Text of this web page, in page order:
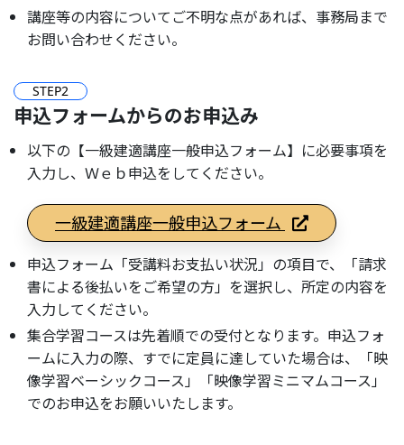
講座等の内容についてご不明な点があれば、事務局まで
お問い合わせください。
STEP2
申込フォームからのお申込み
以下の【一級建適講座一般申込フォーム】に必要事項を
入力し、Ｗｅｂ申込をしてください。
一級建適講座一般申込フォーム
申込フォーム「受講料お支払い状況」の項目で、「請求
書による後払いをご希望の方」を選択し、所定の内容を
入力してください。
集合学習コースは先着順での受付となります。申込フォ
ームに入力の際、すでに定員に達していた場合は、「映
像学習ベーシックコース」「映像学習ミニマムコース」
でのお申込をお願いいたします。